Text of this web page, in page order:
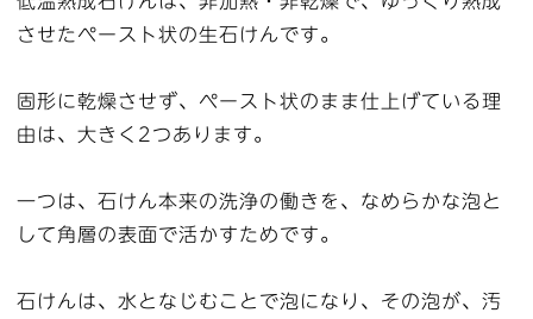
させたペースト状の生石けんです。
固形に乾燥させず、ペースト状のまま仕上げている理
由は、大きく2つあります。
一つは、石けん本来の洗浄の働きを、なめらかな泡と
して角層の表面で活かすためです。
石けんは、水となじむことで泡になり、その泡が、汚